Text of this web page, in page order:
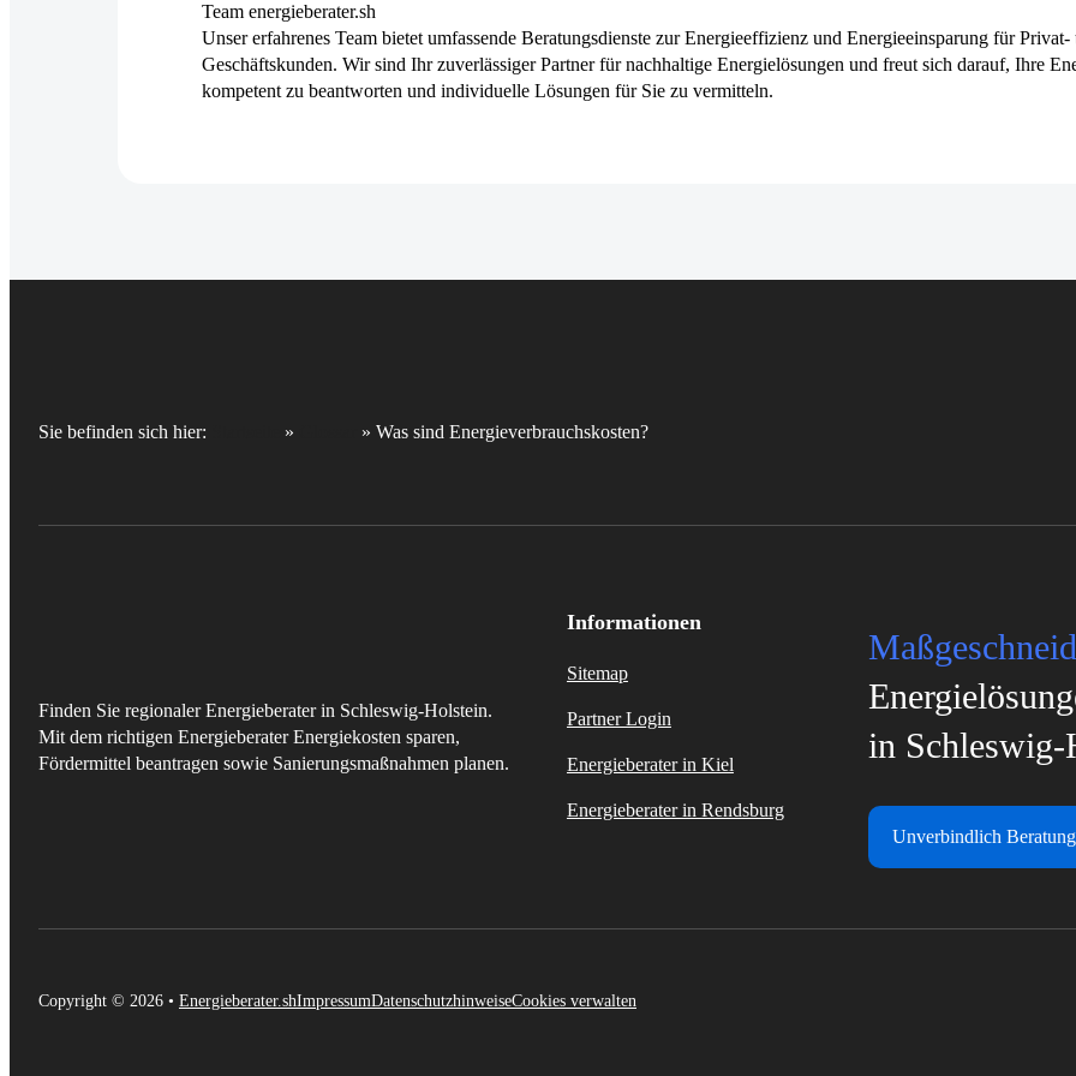
Team energieberater.sh
Unser erfahrenes Team bietet umfassende Beratungsdienste zur Energieeffizienz und Energieeinsparung für Privat-
Geschäftskunden. Wir sind Ihr zuverlässiger Partner für nachhaltige Energielösungen und freut sich darauf, Ihre
kompetent zu beantworten und individuelle Lösungen für Sie zu vermitteln.
Sie befinden sich hier: » » Was sind Energieverbrauchskosten?
Finden Sie regionaler Energieberater in Schleswig-Holstein.
Mit dem richtigen Energieberater Energiekosten sparen,
Fördermittel beantragen sowie Sanierungsmaßnahmen planen.
Informationen
Sitemap
Partner Login
Energieberater in Kiel
Energieberater in Rendsburg
in Schleswig-
Unverbindlich
Copyright © 2026 • Energieberater.shImpressumDatenschutzhinweiseCookies verwalten